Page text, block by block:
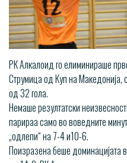
РК Алкалоид го елиминираше
Струмица од Куп на Македонија,
од 32 гола.
Немаше резултатски
парираа само во воведните
„одлепи“ на 7-4 и10-6.
Поизразена беше доминацијата